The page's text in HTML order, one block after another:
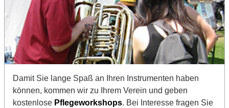
Damit Sie lange Spaß an Ihren Instrumenten haben
können, kommen wir zu Ihrem Verein und geben
kostenlose Pflegeworkshops. Bei Interesse fragen Sie